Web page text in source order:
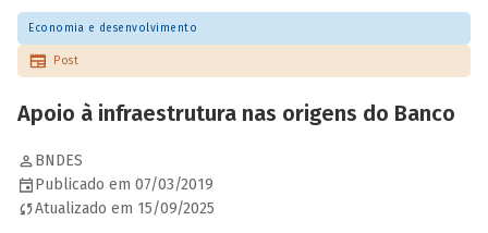
Economia e desenvolvimento
Post
Apoio à infraestrutura nas origens do Banco
BNDES
Publicado em 07/03/2019
Atualizado em 15/09/2025